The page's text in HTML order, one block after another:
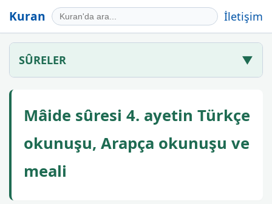
Kuran İletişim
SÛRELER ▼
Mâide sûresi 4. ayetin Türkçe
okunuşu, Arapça okunuşu ve
meali